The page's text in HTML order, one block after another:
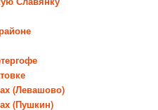
(Левашово)
(Пушкин)